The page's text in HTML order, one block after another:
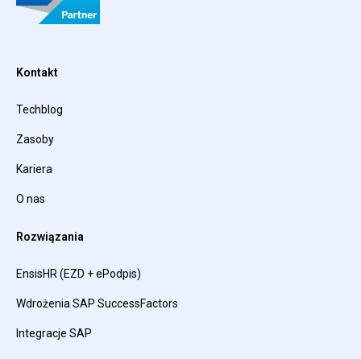
Kontakt
Techblog
Zasoby
Kariera
O nas
Rozwiązania
EnsisHR (EZD + ePodpis)
Wdrożenia SAP SuccessFactors
Integracje SAP